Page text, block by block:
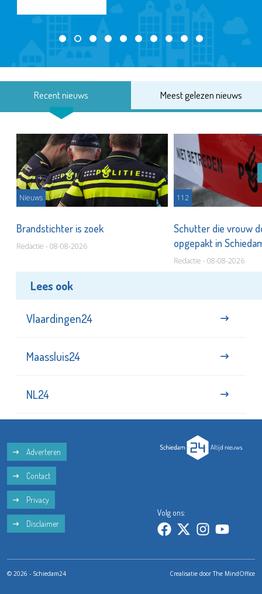
Recent nieuws Meest gelezen nieuws
Nieuws
Brandstichter is zoek
Redactie - 08-08-2026
112
Schutter die vrouw
opgepakt in
Redactie - 08-08-2026
Lees ook
Vlaardingen24
Maassluis24
NL24
Adverteren
Contact
Privacy
Disclaimer
Volg ons:
© 2026 - Schiedam24 Crealisatie doorThe MindOffice